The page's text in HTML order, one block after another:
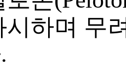
시하며 무